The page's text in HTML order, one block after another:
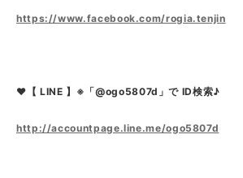
https://www.facebook.com/rogia.tenjin
❤【 LINE 】※「@ogo5807d」で ID検索♪
http://accountpage.line.me/ogo5807d